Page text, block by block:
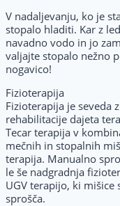
V nadaljevanju, ko je
stopalo hladiti. Kar z
navadno vodo in jo
valjajte stopalo nežno
nogavico!
Fizioterapija
Fizioterapija je seveda
rehabilitacije dajeta
Tecar terapija v
mečnih in stopalnih
terapija. Manualno
le še nadgradnja
UGV terapijo, ki
sprošča.